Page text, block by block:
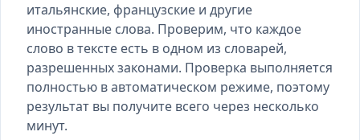
итальянские, французские и другие
иностранные слова. Проверим, что каждое
слово в тексте есть в одном из словарей,
разрешенных законами. Проверка выполняется
полностью в автоматическом режиме, поэтому
результат вы получите всего через несколько
минут.